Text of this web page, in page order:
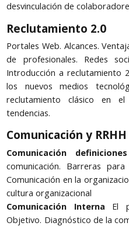
desvinculación de
Reclutamiento 2.0
Portales Web. Alcances.
de profesionales. Redes
Introducción a reclutamiento
los nuevos medios
reclutamiento clásico en
tendencias.
Comunicación y RRHH
Comunicación definiciones
comunicación. Barreras
Comunicación en la
cultura organizacional
Comunicación Interna El
Objetivo. Diagnóstico de la